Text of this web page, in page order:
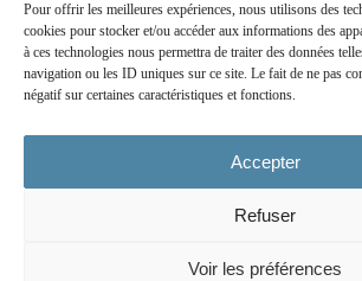
Pour offrir les meilleures expériences, nous utilisons des
cookies pour stocker et/ou accéder aux informations des
à ces technologies nous permettra de traiter des données
navigation ou les ID uniques sur ce site. Le fait de ne pas
négatif sur certaines caractéristiques et fonctions.
Accepter
Refuser
Voir les préférences